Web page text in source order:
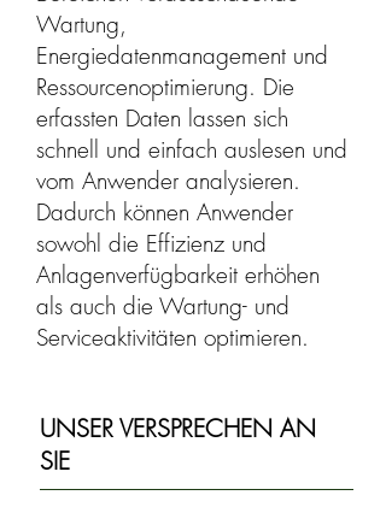
Wartung,
Energiedatenmanagement und
Ressourcenoptimierung. Die
erfassten Daten lassen sich
schnell und einfach auslesen und
vom Anwender analysieren.
Dadurch können Anwender
sowohl die Effizienz und
Anlagenverfügbarkeit erhöhen
als auch die Wartung- und
Serviceaktivitäten optimieren.
UNSER VERSPRECHEN AN
SIE